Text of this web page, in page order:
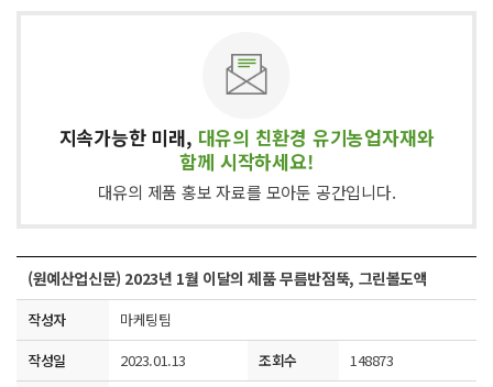
지속가능한 미래, 대유의 친환경 유기농업자재와
함께 시작하세요!
대유의 제품 홍보 자료를 모아둔 공간입니다.
(원예산업신문) 2023년 1월 이달의 제품 무름반점뚝, 그린볼도액
작성자
마케팅팀
작성일
2023.01.13 조회수
148873